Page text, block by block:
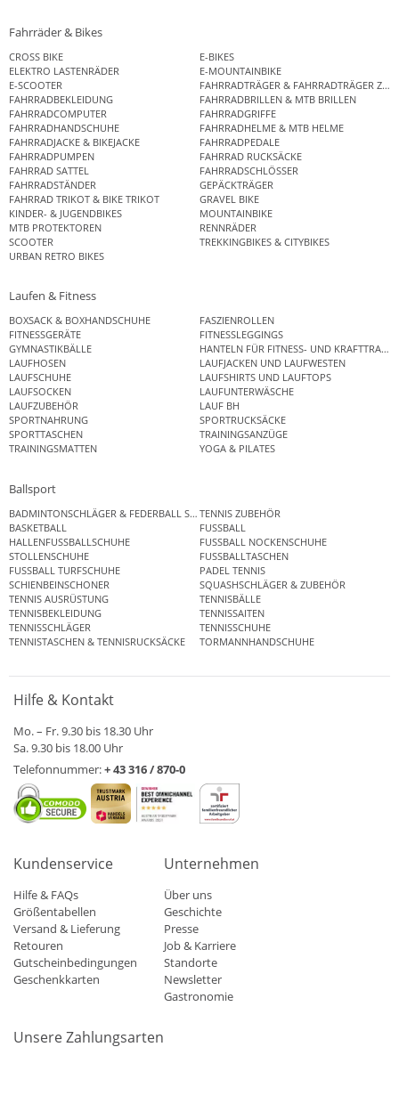
Fahrräder & Bikes
CROSS BIKE
E-BIKES
ELEKTRO LASTENRÄDER
E-MOUNTAINBIKE
E-SCOOTER
FAHRRADTRÄGER & FAHRRADTRÄGER
FAHRRADBEKLEIDUNG
FAHRRADBRILLEN & MTB BRILLEN
FAHRRADCOMPUTER
FAHRRADGRIFFE
FAHRRADHANDSCHUHE
FAHRRADHELME & MTB HELME
FAHRRADJACKE & BIKEJACKE
FAHRRADPEDALE
FAHRRADPUMPEN
FAHRRAD RUCKSÄCKE
FAHRRAD SATTEL
FAHRRADSCHLÖSSER
FAHRRADSTÄNDER
GEPÄCKTRÄGER
FAHRRAD TRIKOT & BIKE TRIKOT
GRAVEL BIKE
KINDER- & JUGENDBIKES
MOUNTAINBIKE
MTB PROTEKTOREN
RENNRÄDER
SCOOTER
TREKKINGBIKES & CITYBIKES
URBAN RETRO BIKES
Laufen & Fitness
BOXSACK & BOXHANDSCHUHE
FASZIENROLLEN
FITNESSGERÄTE
FITNESSLEGGINGS
GYMNASTIKBÄLLE
HANTELN FÜR FITNESS- UND
LAUFHOSEN
LAUFJACKEN UND LAUFWESTEN
LAUFSCHUHE
LAUFSHIRTS UND LAUFTOPS
LAUFSOCKEN
LAUFUNTERWÄSCHE
LAUFZUBEHÖR
LAUF BH
SPORTNAHRUNG
SPORTRUCKSÄCKE
SPORTTASCHEN
TRAININGSANZÜGE
TRAININGSMATTEN
YOGA & PILATES
Ballsport
BADMINTONSCHLÄGER & FEDERBALL SETSTENNIS ZUBEHÖR
BASKETBALL
FUSSBALL
HALLENFUSSBALLSCHUHE
FUSSBALL NOCKENSCHUHE
STOLLENSCHUHE
FUSSBALLTASCHEN
FUSSBALL TURFSCHUHE
PADEL TENNIS
SCHIENBEINSCHONER
SQUASHSCHLÄGER & ZUBEHÖR
TENNIS AUSRÜSTUNG
TENNISBÄLLE
TENNISBEKLEIDUNG
TENNISSAITEN
TENNISSCHLÄGER
TENNISSCHUHE
TENNISTASCHEN & TENNISRUCKSÄCKE
TORMANNHANDSCHUHE
Hilfe & Kontakt
Mo. – Fr. 9.30 bis 18.30 Uhr
Sa. 9.30 bis 18.00 Uhr
Telefonnummer:+ 43 316 / 870-0
Kundenservice
Hilfe & FAQs
Größentabellen
Versand & Lieferung
Retouren
Gutscheinbedingungen
Geschenkkarten
Unternehmen
Über uns
Geschichte
Presse
Job & Karriere
Standorte
Newsletter
Gastronomie
Unsere Zahlungsarten